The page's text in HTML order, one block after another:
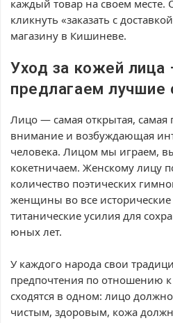
каждый товар на своем месте.
кликнуть «заказать с
магазину в Кишиневе.
Уход за кожей лица
предлагаем лучшие
Лицо — самая открытая,
внимание и возбуждающая
человека. Лицом мы играем,
кокетничаем. Женскому лицу
количество поэтических
женщины во все исторические
титанические усилия для
юных лет.
У каждого народа свои
предпочтения по отношению
сходятся в одном: лицо
чистым, здоровым, кожа